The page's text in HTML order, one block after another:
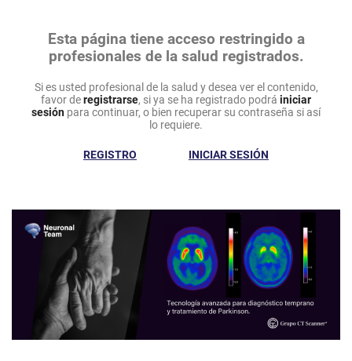
Esta página tiene acceso restringido a
profesionales de la salud registrados.
Si es usted profesional de la salud y desea ver el contenido,
favor deregistrarse, si ya se ha registrado podrá iniciar
sesión para continuar, o bien recuperar su contraseña si así
lo requiere.
REGISTRO INICIAR SESIÓN